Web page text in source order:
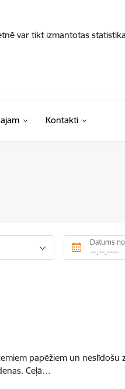
var tikt izmantotas
Kontakti
Datums no
papēžiem un neslīdošu
Ceļā…